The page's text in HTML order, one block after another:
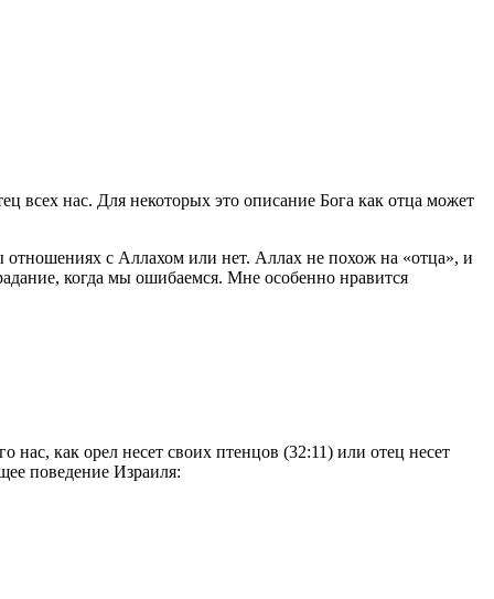
всех нас. Для некоторых это описание Бога как отца может
с Аллахом или нет. Аллах не похож на «отца», и
когда мы ошибаемся. Мне особенно нравится
как орел несет своих птенцов (32:11) или отец несет
поведение Израиля: